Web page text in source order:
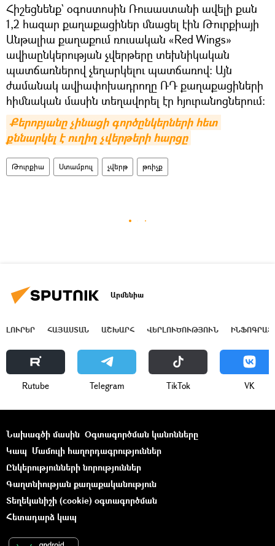
Հիշեցնենք` օգոստոսին Ռուսաստանի ավելի քան
1,2 հազար քաղաքացիներ մնացել էին Թուրքիայի
Անթալիա քաղաքում ռուսական «Red Wings»
ավիաընկերության չվերթերը տեխնիկական
պատճառներով չեղարկելու պատճառով: Այն
ժամանակ ավիափոխադրողը ՌԴ քաղաքացիների
հիմնական մասին տեղավորել էր հյուրանոցներում։
Քերոբյանը չինացի գործընկերների հետ
քննարկել է ուղիղ չվերթերի հարցը
Թուրքիա Ստամբուլ չվերթ թռիչք
Արմենիա
ԼՈՒՐԵՐ ՀԱՅԱՍՏԱՆ ԱՇԽԱՐՀ ՎԵՐԼՈՒԾՈՒԹՅՈՒՆ
Rutube Telegram ТikТоk VK
Նախագծի մասին Օգտագործման կանոնները
Կապ Մամուլի հաղորդագրություններ
Ընկերությունների նորություններ
Գաղտնիության քաղաքականություն
Տեղեկանիշի (cookie) օգտագործման
Հետադարձ կապ